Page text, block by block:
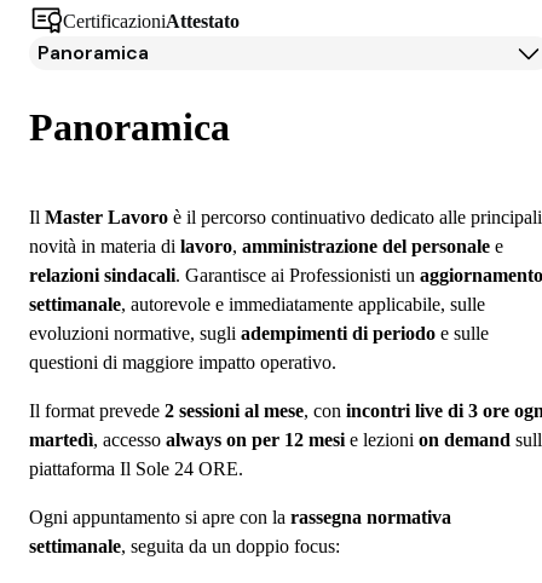
CertificazioniAttestato
Panoramica
Iscrizione
Panoramica
Il Master Lavoro è il percorso continuativo dedicato alle principali
novità in materia di lavoro, amministrazione del personale e
relazioni sindacali. Garantisce ai Professionisti un aggiornamento
settimanale, autorevole e immediatamente applicabile, sulle
evoluzioni normative, sugli adempimenti di periodo e sulle
questioni di maggiore impatto operativo.
Il format prevede 2 sessioni al mese, con incontri live di 3 ore
martedì, accesso always on per 12 mesi e lezioni on demand
piattaforma Il Sole 24 ORE.
Ogni appuntamento si apre con la rassegna normativa
settimanale, seguita da un doppio focus: